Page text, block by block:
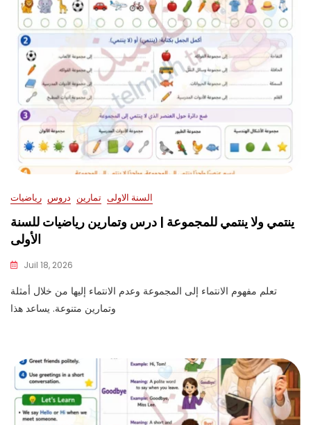
السنة الاولى تمارين دروس رياضيات
ينتمي ولا ينتمي للمجموعة | درس وتمارين رياضيات للسنة
الأولى
Juil 18, 2026
تعلم مفهوم الانتماء إلى المجموعة وعدم الانتماء إليها من خلال أمثلة
وتمارين متنوعة. يساعد هذا